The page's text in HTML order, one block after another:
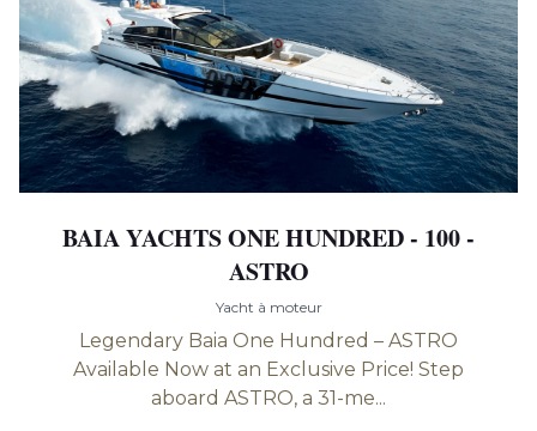
BAIA YACHTS ONE HUNDRED - 100 -
ASTRO
Yacht à moteur
Legendary Baia One Hundred – ASTRO
Available Now at an Exclusive Price! Step
aboard ASTRO, a 31-me...